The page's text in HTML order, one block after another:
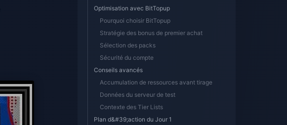
Optimisation avec BitTopup
Pourquoi choisir BitTopup
Stratégie des bonus de premier achat
Sélection des packs
Sécurité du compte
Conseils avancés
Accumulation de ressources avant tirage
Données du serveur de test
Contexte des Tier Lists
Plan d&#39;action du Jour 1